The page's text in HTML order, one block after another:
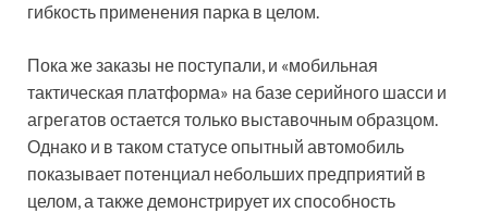
гибкость применения парка в целом.
Пока же заказы не поступали, и «мобильная
тактическая платформа» на базе серийного шасси и
агрегатов остается только выставочным образцом.
Однако и в таком статусе опытный автомобиль
показывает потенциал небольших предприятий в
целом, а также демонстрирует их способность